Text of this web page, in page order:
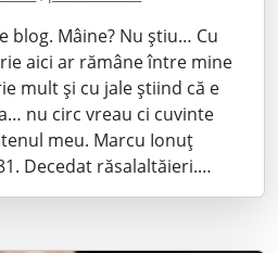
blog. Mâine? Nu știu… Cu
aici ar rămâne între mine
mult și cu jale știind că e
nu circ vreau ci cuvinte
meu. Marcu Ionuț
Decedat răsalaltăieri.…